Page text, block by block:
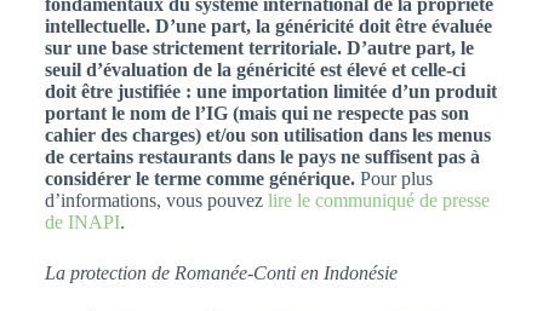
intellectuelle. D’une part, la généricité doit être évaluée
sur une base strictement territoriale. D’autre part, le
seuil d’évaluation de la généricité est élevé et celle-ci
doit être justifiée : une importation limitée d’un produit
portant le nom de l’IG (mais qui ne respecte pas son
cahier des charges) et/ou son utilisation dans les menus
de certains restaurants dans le pays ne suffisent pas à
considérer le terme comme générique.Pour plus
d’informations, vous pouvez lire le communiqué de presse
de INAPI.
La protection de Romanée-Conti en Indonésie